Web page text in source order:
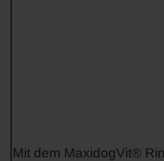
Mit dem MaxidogVit®